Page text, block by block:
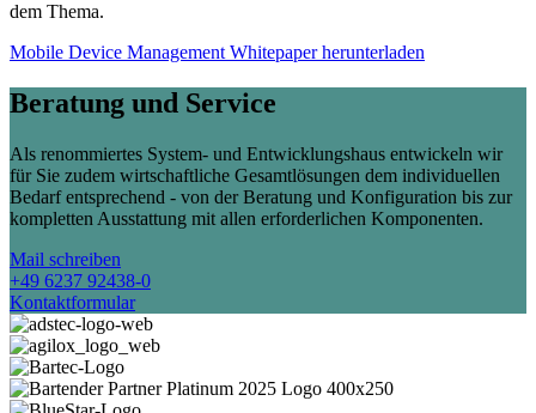
dem Thema.
Mobile Device Management Whitepaper herunterladen
Beratung und Service
Als renommiertes System- und Entwicklungshaus entwickeln wir
für Sie zudem wirtschaftliche Gesamtlösungen dem individuellen
Bedarf entsprechend - von der Beratung und Konfiguration bis zur
kompletten Ausstattung mit allen erforderlichen Komponenten.
Mail schreiben
+49 6237 92438-0
Kontaktformular